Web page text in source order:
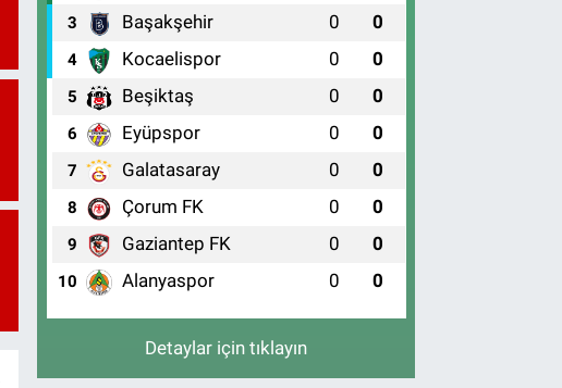
3 Başakşehir 0 0
4 Kocaelispor 0 0
5 Beşiktaş 0 0
6 Eyüpspor 0 0
7 Galatasaray 0 0
8 Çorum FK 0 0
9 Gaziantep FK 0 0
10 Alanyaspor 0 0
Detaylar için tıklayın